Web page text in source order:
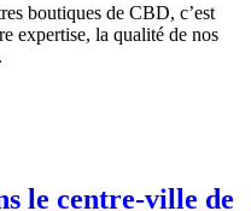
boutiques de CBD, c’est
expertise, la qualité de nos
le centre-ville de